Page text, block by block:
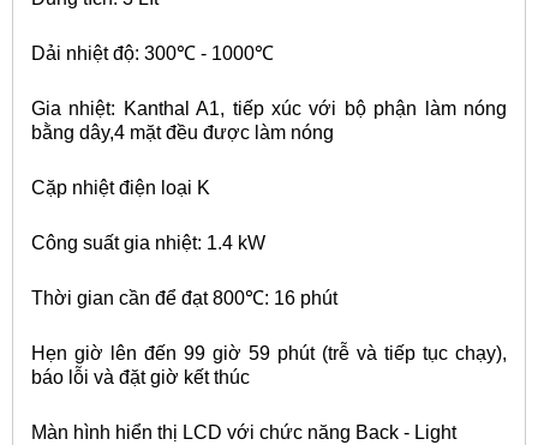
Dải nhiệt độ: 300℃ - 1000℃
Gia nhiệt: Kanthal A1, tiếp xúc với bộ phận làm nóng
bằng dây,4 mặt đều được làm nóng
Cặp nhiệt điện loại K
Công suất gia nhiệt: 1.4 kW
Thời gian cần để đạt 800℃: 16 phút
Hẹn giờ lên đến 99 giờ 59 phút (trễ và tiếp tục chạy),
báo lỗi và đặt giờ kết thúc
Màn hình hiển thị LCD với chức năng Back - Light